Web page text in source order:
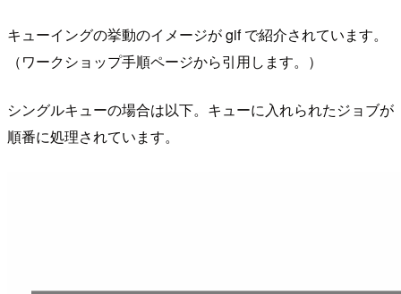
キューイングの挙動のイメージが gif で紹介されています。
（ワークショップ手順ページから引用します。）
シングルキューの場合は以下。キューに入れられたジョブが
順番に処理されています。